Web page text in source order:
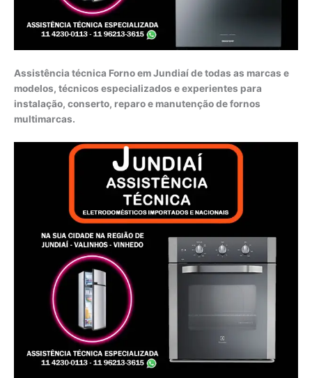
Assistência técnica Forno em Jundiaí de todas as marcas e
modelos, técnicos especializados e experientes para
instalação, conserto, reparo e manutenção de fornos
multimarcas.